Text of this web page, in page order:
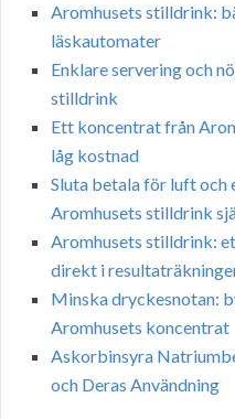
Aromhusets stilldrink:
läskautomater
Enklare servering och
stilldrink
Ett koncentrat från
låg kostnad
Sluta betala för luft och
Aromhusets stilldrink
Aromhusets stilldrink:
direkt i
Minska dryckesnotan:
Aromhusets koncentrat
Askorbinsyra
och Deras Användning